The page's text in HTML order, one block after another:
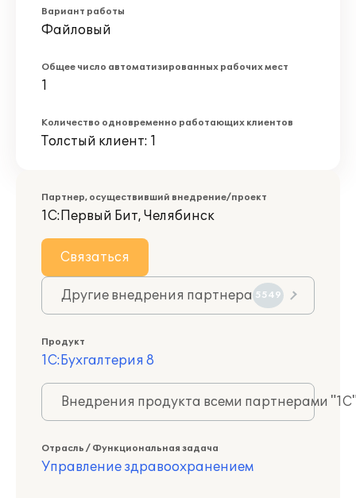
Вариант работы
Файловый
Общее число автоматизированных рабочих мест
1
Количество одновременно работающих клиентов
Толстый клиент: 1
Партнер, осуществивший внедрение/проект
1С:Первый Бит, Челябинск
Связаться
Другие внедрения партнера 5549
Продукт
1С:Бухгалтерия 8
Внедрения продукта всеми партнерами
Отрасль / Функциональная задача
Управление здравоохранением